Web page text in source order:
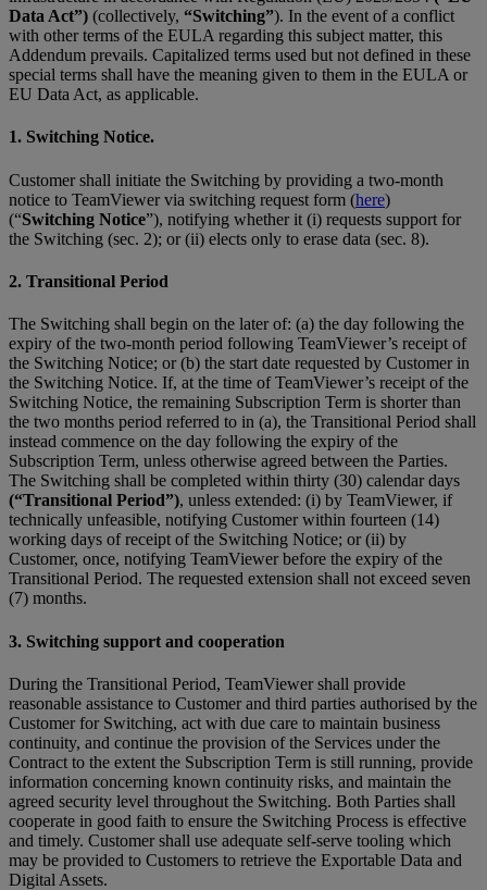
Data Act”) (collectively, “Switching”). In the event of a conflict
with other terms of the EULA regarding this subject matter, this
Addendum prevails. Capitalized terms used but not defined in these
special terms shall have the meaning given to them in the EULA or
EU Data Act, as applicable.
1. Switching Notice.
Customer shall initiate the Switching by providing a two-month
notice to TeamViewer via switching request form (here)
(“Switching Notice”), notifying whether it (i) requests support for
the Switching (sec. 2); or (ii) elects only to erase data (sec. 8).
2. Transitional Period
The Switching shall begin on the later of: (a) the day following the
expiry of the two-month period following TeamViewer’s receipt of
the Switching Notice; or (b) the start date requested by Customer in
the Switching Notice. If, at the time of TeamViewer’s receipt of the
Switching Notice, the remaining Subscription Term is shorter than
the two months period referred to in (a), the Transitional Period shall
instead commence on the day following the expiry of the
Subscription Term, unless otherwise agreed between the Parties.
The Switching shall be completed within thirty (30) calendar days
(“Transitional Period”), unless extended: (i) by TeamViewer, if
technically unfeasible, notifying Customer within fourteen (14)
working days of receipt of the Switching Notice; or (ii) by
Customer, once, notifying TeamViewer before the expiry of the
Transitional Period. The requested extension shall not exceed seven
(7) months.
3. Switching support and cooperation
During the Transitional Period, TeamViewer shall provide
reasonable assistance to Customer and third parties authorised by the
Customer for Switching, act with due care to maintain business
continuity, and continue the provision of the Services under the
Contract to the extent the Subscription Term is still running, provide
information concerning known continuity risks, and maintain the
agreed security level throughout the Switching. Both Parties shall
cooperate in good faith to ensure the Switching Process is effective
and timely. Customer shall use adequate self-serve tooling which
may be provided to Customers to retrieve the Exportable Data and
Digital Assets.